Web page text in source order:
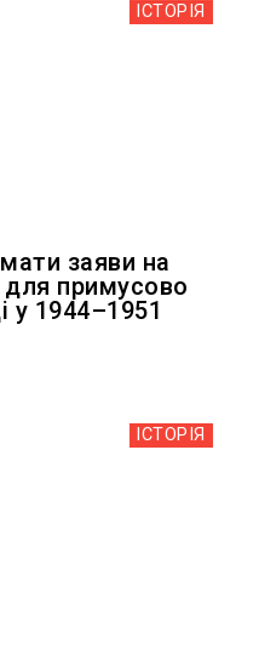
ІСТОРІЯ
заяви на
для примусово
у 1944–1951
ІСТОРІЯ